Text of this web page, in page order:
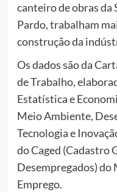
canteiro de obras da
Pardo, trabalham
construção da
Os dados são da
de Trabalho,
Estatística e
Meio Ambiente,
Tecnologia e
do Caged (Cadastro
Desempregados)
Emprego.